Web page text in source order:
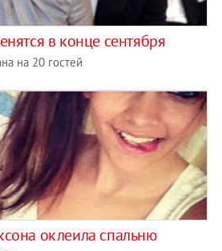
в конце сентября
на 20 гостей
оклеила спальню